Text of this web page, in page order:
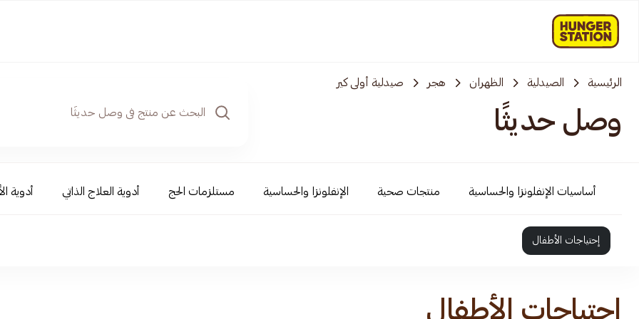
الرئيسية الصيدلية الظهران هجر صيدلية أولى كير
وصل حديثًا
أساسيات الإنفلونزا والحساسية منتجات صحية الإنفلونزا والحساسية مستلزمات الحج أدوية العلاج الذاتي أدوية
إحتياجات الأطفال
إحتياجات الأطفال